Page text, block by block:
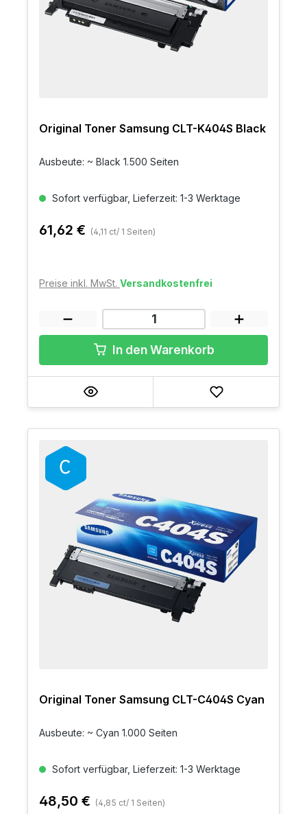
Original Toner Samsung CLT-K404S Black
Ausbeute: ~ Black 1.500 Seiten
Sofort verfügbar, Lieferzeit: 1-3 Werktage
61,62 € (4,11 ct/ 1 Seiten)
Preise inkl. MwSt. Versandkostenfrei
In den Warenkorb
Original Toner Samsung CLT-C404S Cyan
Ausbeute: ~ Cyan 1.000 Seiten
Sofort verfügbar, Lieferzeit: 1-3 Werktage
48,50 € (4,85 ct/ 1 Seiten)